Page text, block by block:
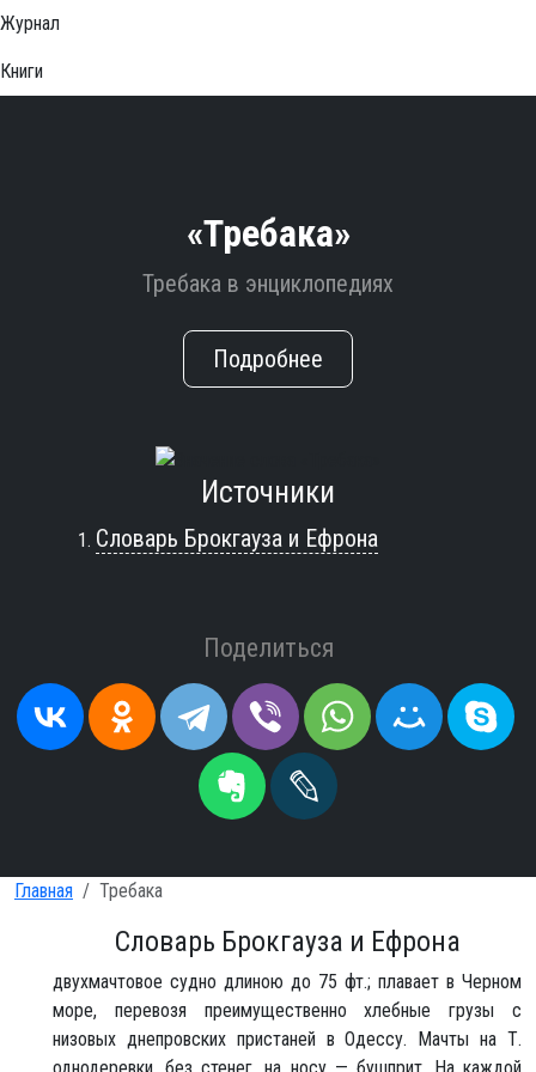
Журнал
Книги
«Требака»
Требака в энциклопедиях
Подробнее
Источники
Словарь Брокгауза и Ефрона
Поделиться
Главная Требака
Словарь Брокгауза и Ефрона
двухмачтовое судно длиною до 75 фт.; плавает в Черном
море, перевозя преимущественно хлебные грузы с
низовых днепровских пристаней в Одессу. Мачты на Т.